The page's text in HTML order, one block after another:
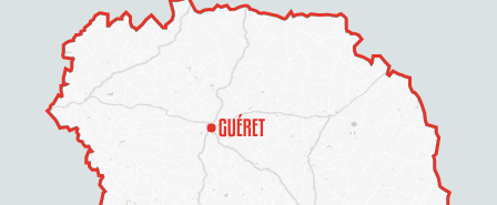
Beschreibung